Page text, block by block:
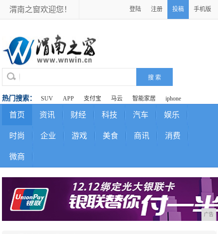
渭南之窗欢迎您！ 登陆 注册 投稿 手机版
热门搜索： SUV APP 支付宝 马云 智能家居 iphone
首页 资讯 财经 科技 汽车 娱乐
时尚 企业 游戏 美食 商讯 消费
微商
广告